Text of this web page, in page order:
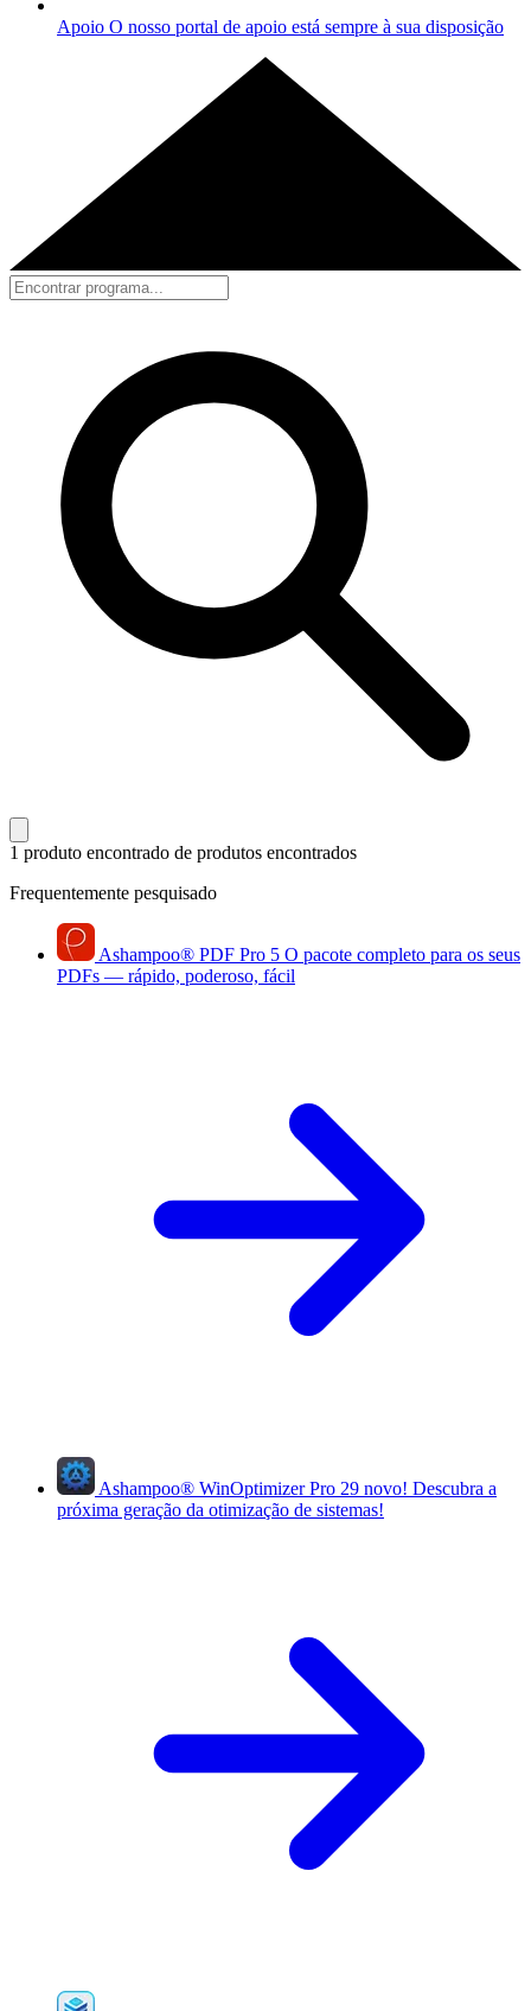
Apoio O nosso portal de apoio está sempre à sua disposição
1 produto encontrado de produtos encontrados
Frequentemente pesquisado
Ashampoo® PDF Pro 5 O pacote completo para os seus
PDFs — rápido, poderoso, fácil
Ashampoo® WinOptimizer Pro 29 novo! Descubra a
próxima geração da otimização de sistemas!